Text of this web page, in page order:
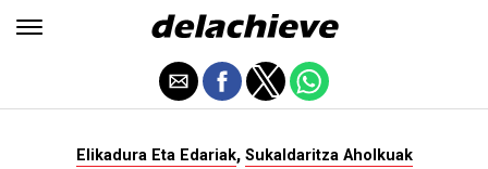
Elikadura Eta Edariak, Sukaldaritza Aholkuak